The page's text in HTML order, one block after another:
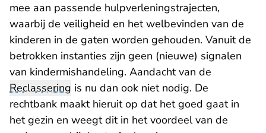
mee aan passende hulpverleningstrajecten,
waarbij de veiligheid en het welbevinden van de
kinderen in de gaten worden gehouden. Vanuit de
betrokken instanties zijn geen (nieuwe) signalen
van kindermishandeling. Aandacht van de
Reclassering is nu dan ook niet nodig. De
rechtbank maakt hieruit op dat het goed gaat in
het gezin en weegt dit in het voordeel van de